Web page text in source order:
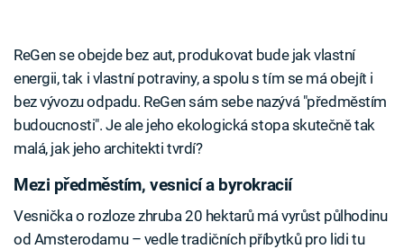
ReGen se obejde bez aut, produkovat bude jak vlastní
energii, tak i vlastní potraviny, a spolu s tím se má obejít i
bez vývozu odpadu. ReGen sám sebe nazývá "předměstím
budoucnosti". Je ale jeho ekologická stopa skutečně tak
malá, jak jeho architekti tvrdí?
Mezi předměstím, vesnicí a byrokracií
Vesnička o rozloze zhruba 20 hektarů má vyrůst půlhodinu
od Amsterodamu – vedle tradičních příbytků pro lidi tu